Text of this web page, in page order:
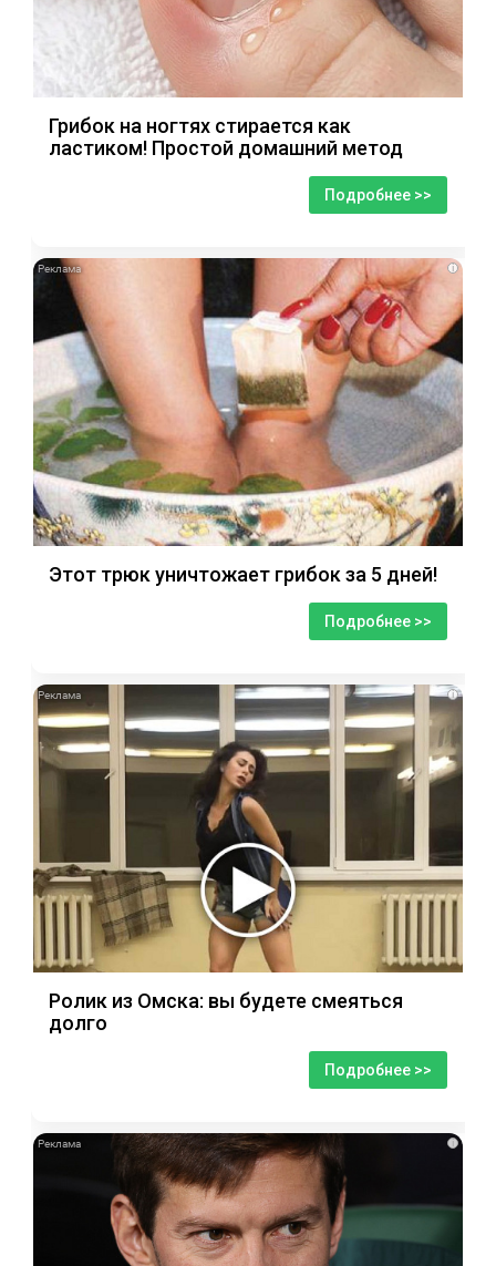
Грибок на ногтях стирается как
ластиком! Простой домашний метод
Подробнее >>
i
Этот трюк уничтожает грибок за 5 дней!
Подробнее >>
i
Ролик из Омска: вы будете смеяться
долго
Подробнее >>
i